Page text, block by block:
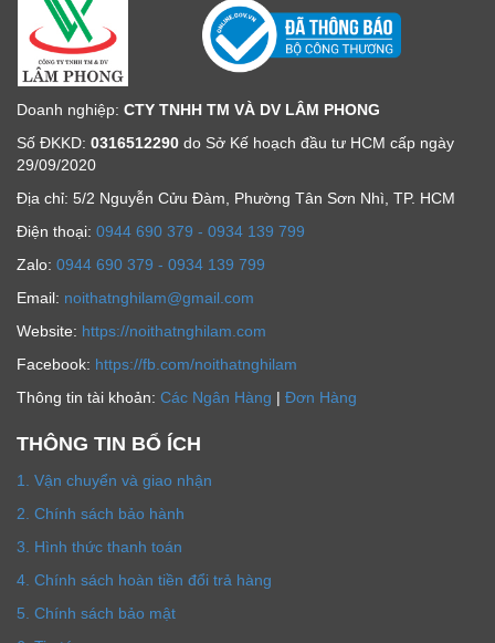
Doanh nghiệp: CTY TNHH TM VÀ DV LÂM PHONG
Số ĐKKD: 0316512290 do Sở Kế hoạch đầu tư HCM cấp ngày
29/09/2020
Địa chỉ: 5/2 Nguyễn Cửu Đàm, Phường Tân Sơn Nhì, TP. HCM
Ðiện thoại: 0944 690 379 - 0934 139 799
Zalo: 0944 690 379 - 0934 139 799
Email: noithatnghilam@gmail.com
Website: https://noithatnghilam.com
Facebook: https://fb.com/noithatnghilam
Thông tin tài khoản: Các Ngân Hàng | Đơn Hàng
THÔNG TIN BỔ ÍCH
1. Vận chuyển và giao nhận
2. Chính sách bảo hành
3. Hình thức thanh toán
4. Chính sách hoàn tiền đổi trả hàng
5. Chính sách bảo mật